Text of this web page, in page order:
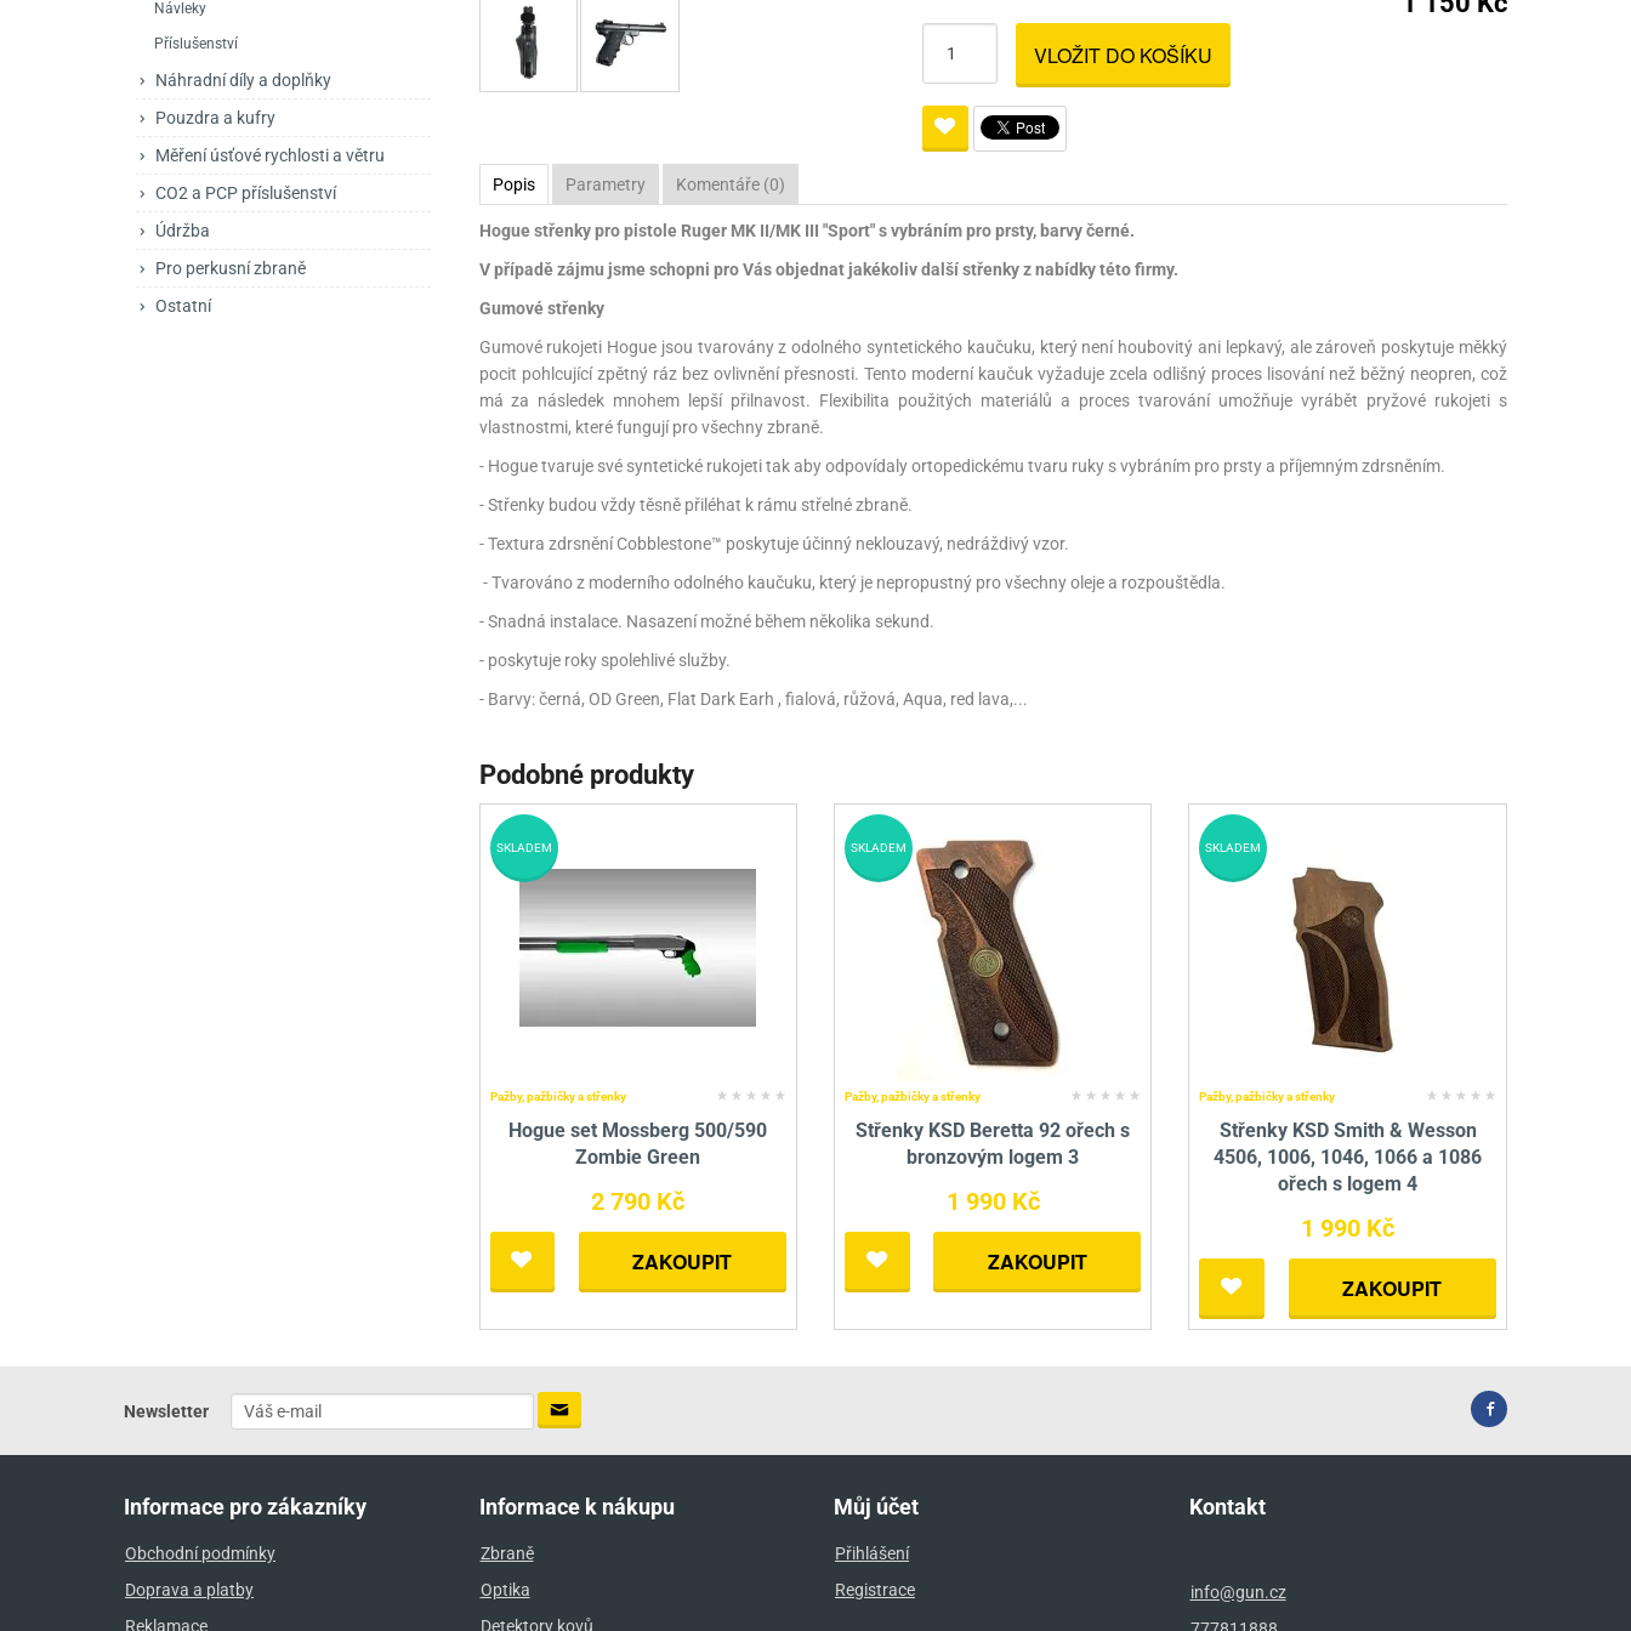
Příslušenství pro zbraně na ZP
Brokovnice samonabíjecí
Pistole samonabíjecí
Kuchyňské nože
Luky
Kuše
Obranné spreje
Pro lištu weaver a picatinny
Adaptéry
Náboje na ZP Pistolové a revolverové náboje
Malorážkové náboje
Ochranné prostředky
Rowan Engineering
Bipody, stolice a vaky
Pro perkusní zbraně
Svítilny
Návleky
Příslušenství
Náhradní díly a doplňky
Pouzdra a kufry
Měření úsťové rychlosti a větru
CO2 a PCP příslušenství
Údržba
Pro perkusní zbraně
Ostatní
VLOŽIT DO KOŠÍKU
Popis Parametry Komentáře (0)
Hogue střenky pro pistole Ruger MK II/MK III "Sport" s vybráním pro prsty, barvy černé.
V případě zájmu jsme schopni pro Vás objednat jakékoliv další střenky z nabídky této firmy.
Gumové střenky
Gumové rukojeti Hogue jsou tvarovány z odolného syntetického kaučuku, který není houbovitý ani lepkavý, ale zároveň poskytuje měkký
pocit pohlcující zpětný ráz bez ovlivnění přesnosti. Tento moderní kaučuk vyžaduje zcela odlišný proces lisování než běžný neopren, což
má za následek mnohem lepší přilnavost. Flexibilita použitých materiálů a proces tvarování umožňuje vyrábět pryžové rukojeti s
vlastnostmi, které fungují pro všechny zbraně.
- Hogue tvaruje své syntetické rukojeti tak aby odpovídaly ortopedickému tvaru ruky s vybráním pro prsty a příjemným zdrsněním.
- Střenky budou vždy těsně přiléhat k rámu střelné zbraně.
- Textura zdrsnění Cobblestone™ poskytuje účinný neklouzavý, nedráždivý vzor.
- Tvarováno z moderního odolného kaučuku, který je nepropustný pro všechny oleje a rozpouštědla.
- Snadná instalace. Nasazení možné během několika sekund.
- poskytuje roky spolehlivé služby.
- Barvy: černá, OD Green, Flat Dark Earh , fialová, růžová, Aqua, red lava,...
Podobné produkty
Pažby, pažbičky a střenky
Hogue set Mossberg 500/590
Zombie Green
2 790 Kč
ZAKOUPIT
SKLADEM
Pažby, pažbičky a střenky
Střenky KSD Beretta 92 ořech s
bronzovým logem 3
1 990 Kč
ZAKOUPIT
SKLADEM
Pažby, pažbičky a střenky
Střenky KSD Smith & Wesson
4506, 1006, 1046, 1066 a 1086
ořech s logem 4
1 990 Kč
ZAKOUPIT
SKLADEM
Newsletter
Informace pro zákazníky
Obchodní podmínky
Doprava a platby
Reklamace
Informace k nákupu
Zbraně
Optika
Detektory kovů
Můj účet
Přihlášení
Registrace
Kontakt
info@gun.cz